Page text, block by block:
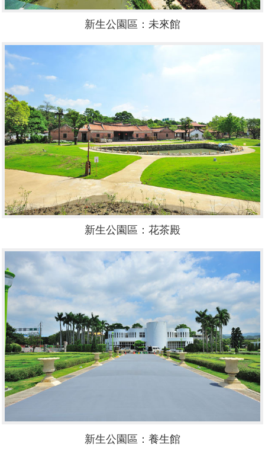
新生公園區：未來館
新生公園區：花茶殿
新生公園區：養生館